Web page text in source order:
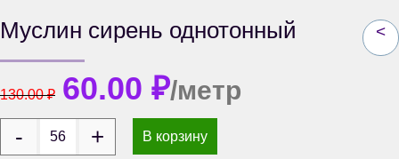
<
Муслин сирень однотонный
130.00₽ 60.00 ₽/метр
В корзину